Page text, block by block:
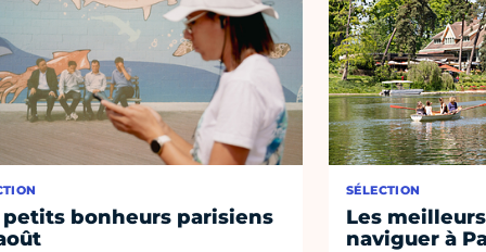
petits bonheurs parisiens
SÉLECTION
Les
naviguer à